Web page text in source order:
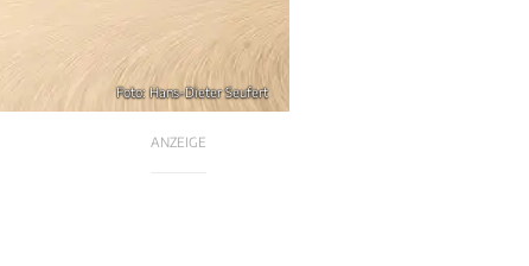
Foto: Hans-Dieter Seufert
ANZEIGE